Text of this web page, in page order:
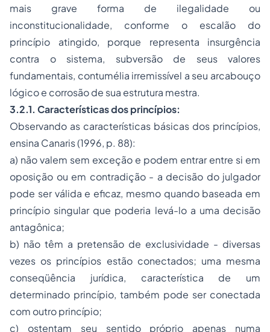
mais grave forma de ilegalidade ou
inconstitucionalidade, conforme o escalão do
princípio atingido, porque representa insurgência
contra o sistema, subversão de seus valores
fundamentais, contumélia irremissível a seu arcabouço
lógico e corrosão de sua estrutura mestra.
3.2.1. Características dos princípios:
Observando as características básicas dos princípios,
ensina Canaris (1996, p. 88):
a) não valem sem exceção e podem entrar entre si em
oposição ou em contradição- a decisão do julgador
pode ser válida e eficaz, mesmo quando baseada em
princípio singular que poderia levá-lo a uma decisão
antagônica;
b) não têm a pretensão de exclusividade - diversas
vezes os princípios estão conectados; uma mesma
conseqüência jurídica, característica de um
determinado princípio, também pode ser conectada
com outro princípio;
c) ostentam seu sentido próprio apenas numa